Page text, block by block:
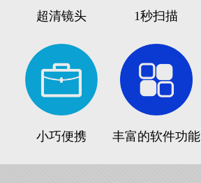
超清镜头 1秒扫描
小巧便携 丰富的软件功能